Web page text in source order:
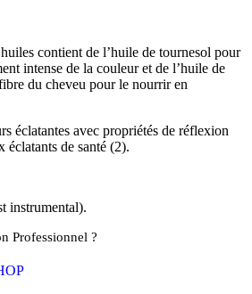
contient de l’huile de tournesol pour
intense de la couleur et de l’huile de
du cheveu pour le nourrir en
éclatantes avec propriétés de réflexion
éclatants de santé (2).
instrumental).
Professionnel ?